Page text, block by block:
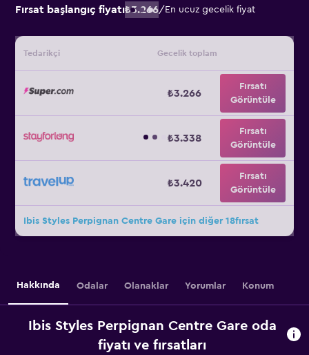
Fırsat başlangıç fiyatı₺3.266/ En ucuz gecelik fiyat
Tedarikçi Gecelik toplam
₺3.266
Fırsatı
Görüntüle
₺3.338
Fırsatı
Görüntüle
₺3.420
Fırsatı
Görüntüle
Ibis Styles Perpignan Centre Gare için diğer 18fırsat
Hakkında Odalar Olanaklar Yorumlar Konum
Ibis Styles Perpignan Centre Gare oda
fiyatı ve fırsatları